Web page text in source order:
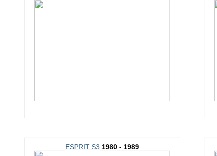
ESPRIT S3 1980 - 1989